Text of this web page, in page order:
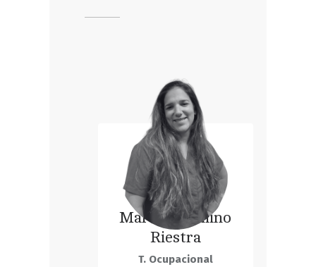
Marta Palomino
Riestra
T. Ocupacional